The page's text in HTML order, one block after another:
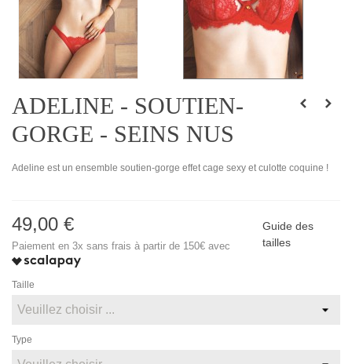
ADELINE - SOUTIEN-
GORGE - SEINS NUS
Adeline est un ensemble soutien-gorge effet cage sexy et culotte coquine !
49,00 €
Paiement en 3x sans frais à partir de 150€ avec
Guide des
tailles
Taille
Type